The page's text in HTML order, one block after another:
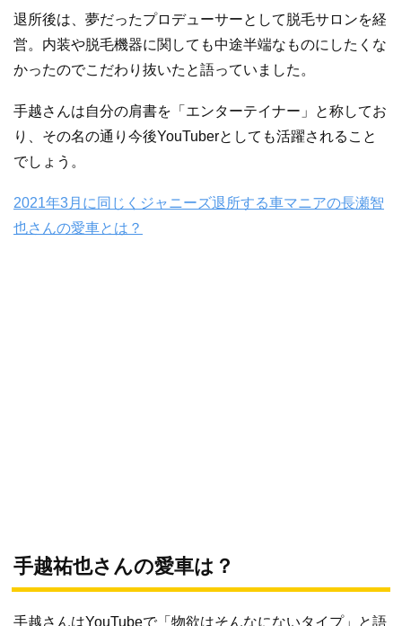
退所後は、夢だったプロデューサーとして脱毛サロンを経
営。内装や脱毛機器に関しても中途半端なものにしたくな
かったのでこだわり抜いたと語っていました。
手越さんは自分の肩書を「エンターテイナー」と称してお
り、その名の通り今後YouTuberとしても活躍されること
でしょう。
2021年3月に同じくジャニーズ退所する車マニアの長瀬智
也さんの愛車とは？
手越祐也さんの愛車は？
手越さんはYouTubeで「物欲はそんなにないタイプ」と語